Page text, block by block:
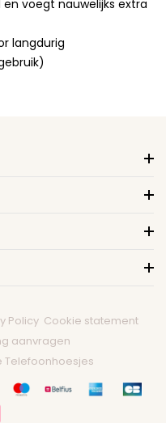
voegt nauwelijks extra
langdurig
Policy Cookie statement
aanvragen
Telefoonhoesjes